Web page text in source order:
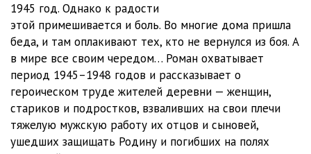
1945 год. Однако к радости
этой примешивается и боль. Во многие дома пришла
беда, и там оплакивают тех, кто не вернулся из боя. А
в мире все своим чередом… Роман охватывает
период 1945–1948 годов и рассказывает о
героическом труде жителей деревни — женщин,
стариков и подростков, взваливших на свои плечи
тяжелую мужскую работу их отцов и сыновей,
ушедших защищать Родину и погибших на полях